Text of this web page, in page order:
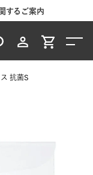
するご案内
抗菌S